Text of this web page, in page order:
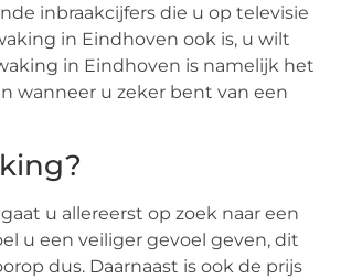
inbraakcijfers die u op televisie
in Eindhoven ook is, u wilt
in Eindhoven is namelijk het
wanneer u zeker bent van een
u allereerst op zoek naar een
u een veiliger gevoel geven, dit
dus. Daarnaast is ook de prijs